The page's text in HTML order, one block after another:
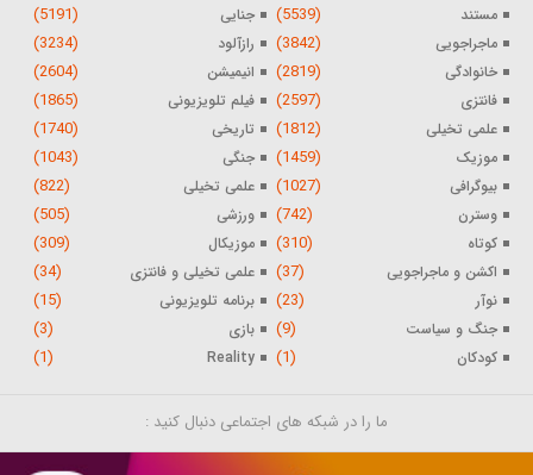
مستند (5539) جنایی (5191)
ماجراجویی (3842) رازآلود (3234)
خانوادگی (2819) انیمیشن (2604)
فانتزی (2597) فیلم تلویزیونی (1865)
علمی تخیلی (1812) تاریخی (1740)
موزیک (1459) جنگی (1043)
بیوگرافی (1027) علمی تخیلی (822)
وسترن (742) ورزشی (505)
کوتاه (310) موزیکال (309)
اکشن و ماجراجویی (37) علمی تخیلی و فانتزی (34)
نوآر (23) برنامه تلویزیونی (15)
جنگ و سیاست (9) بازی (3)
کودکان (1)
Reality
(1)
ما را در شبکه های اجتماعی دنبال کنید :